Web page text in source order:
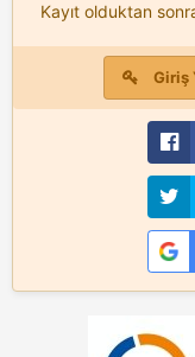
Kayıt olduktan
Giriş